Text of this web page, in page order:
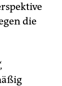
die